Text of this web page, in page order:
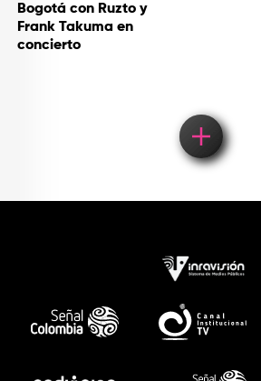
Bogotá con Ruzto y
Frank Takuma en
concierto